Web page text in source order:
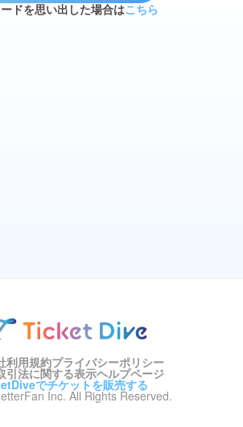
ドを思い出した場合はこちら
利用規約プライバシーポリシー
引法に関する表示ヘルプページ
でチケットを販売する
Inc. All Rights Reserved.